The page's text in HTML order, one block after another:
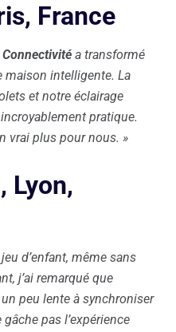
France
a transformé
maison intelligente. La
et notre éclairage
pratique.
vrai plus pour nous. »
Lyon,
d’enfant, même sans
j’ai remarqué que
peu lente à synchroniser
pas l’expérience